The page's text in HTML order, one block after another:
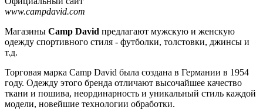
www.campdavid.com
Магазины Camp David предлагают мужскую и женскую
одежду спортивного стиля - футболки, толстовки, джинсы и
т.д.
Торговая марка Camp David была создана в Германии в 1954
году. Одежду этого бренда отличают высочайшее качество
ткани и пошива, неординарность и уникальный стиль каждой
модели, новейшие технологии обработки.